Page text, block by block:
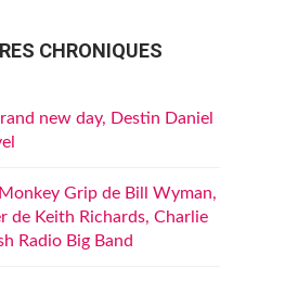
CHRONIQUES
new day, Destin Daniel
Grip de Bill Wyman,
de Keith Richards, Charlie
Radio Big Band